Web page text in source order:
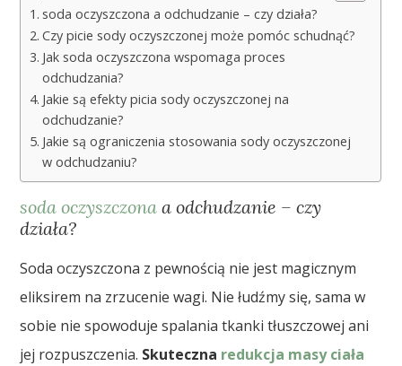
soda oczyszczona a odchudzanie – czy działa?
Czy picie sody oczyszczonej może pomóc schudnąć?
Jak soda oczyszczona wspomaga proces
odchudzania?
Jakie są efekty picia sody oczyszczonej na
odchudzanie?
Jakie są ograniczenia stosowania sody oczyszczonej
w odchudzaniu?
soda oczyszczona a odchudzanie – czy
działa?
Soda oczyszczona z pewnością nie jest magicznym
eliksirem na zrzucenie wagi. Nie łudźmy się, sama w
sobie nie spowoduje spalania tkanki tłuszczowej ani
jej rozpuszczenia. Skuteczna redukcja masy ciała